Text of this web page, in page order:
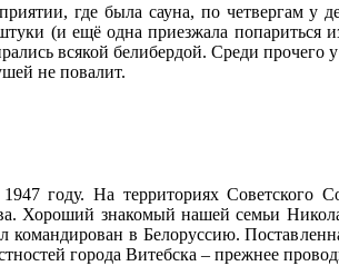
где была сауна, по четвергам
(и ещё одна приезжала попариться
всякой белибердой. Среди прочего
не повалит.
1947 году. На территориях
Хороший знакомый нашей семьи
командирован в Белоруссию.
города Витебска – прежнее